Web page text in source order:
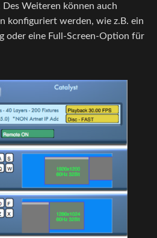
Weiteren können auch
konfiguriert werden, wie z.B. ein
oder eine Full-Screen-Option für